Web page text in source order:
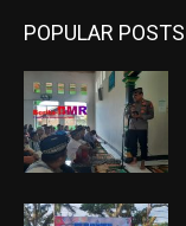
POPULAR POSTS